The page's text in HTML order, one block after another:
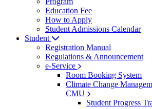
Education Fee
How to Apply
Student Admissions Calendar
Student
Registration Manual
Regulations & Announcement
e-Service
Room Booking System
Climate Change
CMU
Student Progress